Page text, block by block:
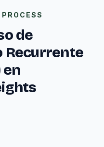
de
Recurrente
en